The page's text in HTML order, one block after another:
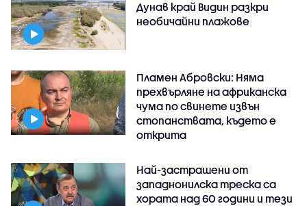
Дунав край Видин разкри
необичайни плажове
Пламен Абровски: Няма
прехвърляне на африканска
чума по свинете извън
стопанствата, където е
открита
Най-застрашени от
западнонилска треска са
хората над 60 години и тези